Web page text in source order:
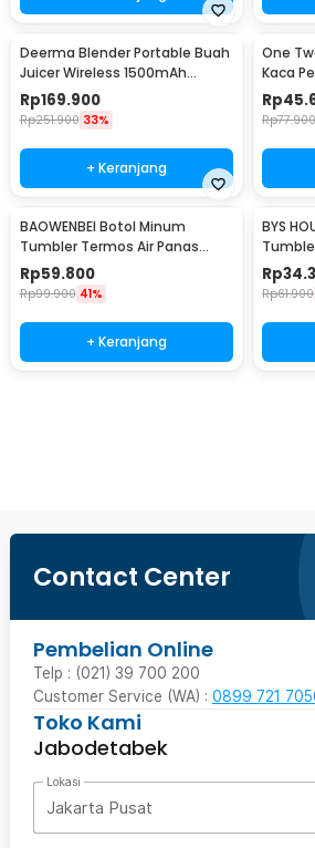
Deerma Blender Portable Buah
Juicer Wireless 1500mAh
400ml - DEM-NU05
Rp169.900
Rp251.900 33%
+ Keranjang
One
Kaca
Wall
Rp
Rp77.900
BAOWENBEI Botol Minum
Tumbler Termos Air Panas
Dingin Stainless 500ml - A1A0
Rp59.800
Rp99.900 41%
+ Keranjang
BYS
Rp
Rp61.900
Contact Center
Pembelian Online
Telp : (021) 39 700 200
Customer Service (WA) : 0899 721
Toko Kami
Jabodetabek
Lokasi
Jakarta Pusat